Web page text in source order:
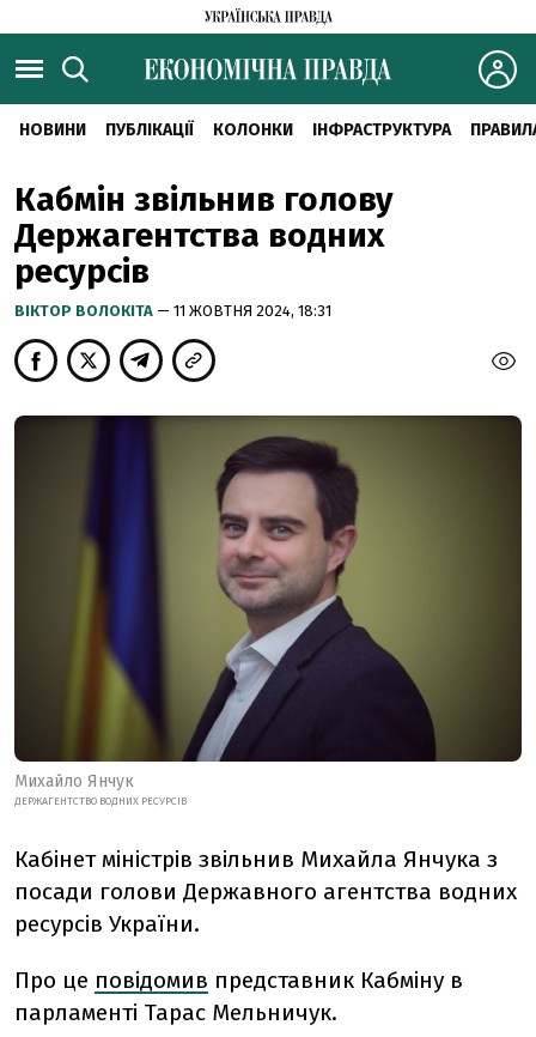
НОВИНИ ПУБЛІКАЦІЇ КОЛОНКИ ІНФРАСТРУКТУРА
Кабмін звільнив голову
Держагентства водних
ресурсів
ВІКТОР ВОЛОКІТА — 11 ЖОВТНЯ 2024, 18:31
Михайло Янчук
ДЕРЖАГЕНТСТВО ВОДНИХ РЕСУРСІВ
Кабінет міністрів звільнив Михайла Янчука з
посади голови Державного агентства водних
ресурсів України.
Про це повідомив представник Кабміну в
парламенті Тарас Мельничук.